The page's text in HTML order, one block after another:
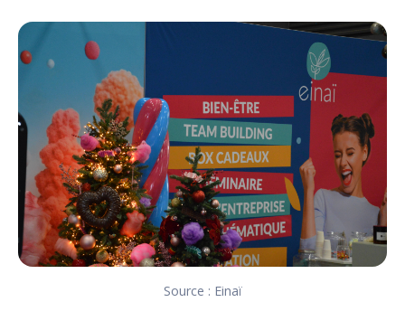
Source : Einaï